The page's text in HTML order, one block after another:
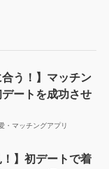
合う！】マッチン
ートを成功させ
・マッチングアプリ
！】初デートで着